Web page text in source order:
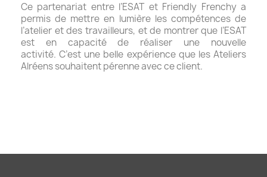
Ce partenariat entre l’ESAT et Friendly Frenchy a
permis de mettre en lumière les compétences de
l’atelier et des travailleurs, et de montrer que l’ESAT
est en capacité de réaliser une nouvelle
activité.C’est une belle expérience que les Ateliers
Alréens souhaitent pérenne avec ce client.